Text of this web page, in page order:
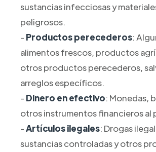
sustancias infecciosas y
peligrosos.
- Productos perecederos:
alimentos frescos, productos
otros productos perecederos,
arreglos específicos.
- Dinero en efectivo: Monedas,
otros instrumentos financieros al
-Artículos ilegales: Drogas
sustancias controladas y otros